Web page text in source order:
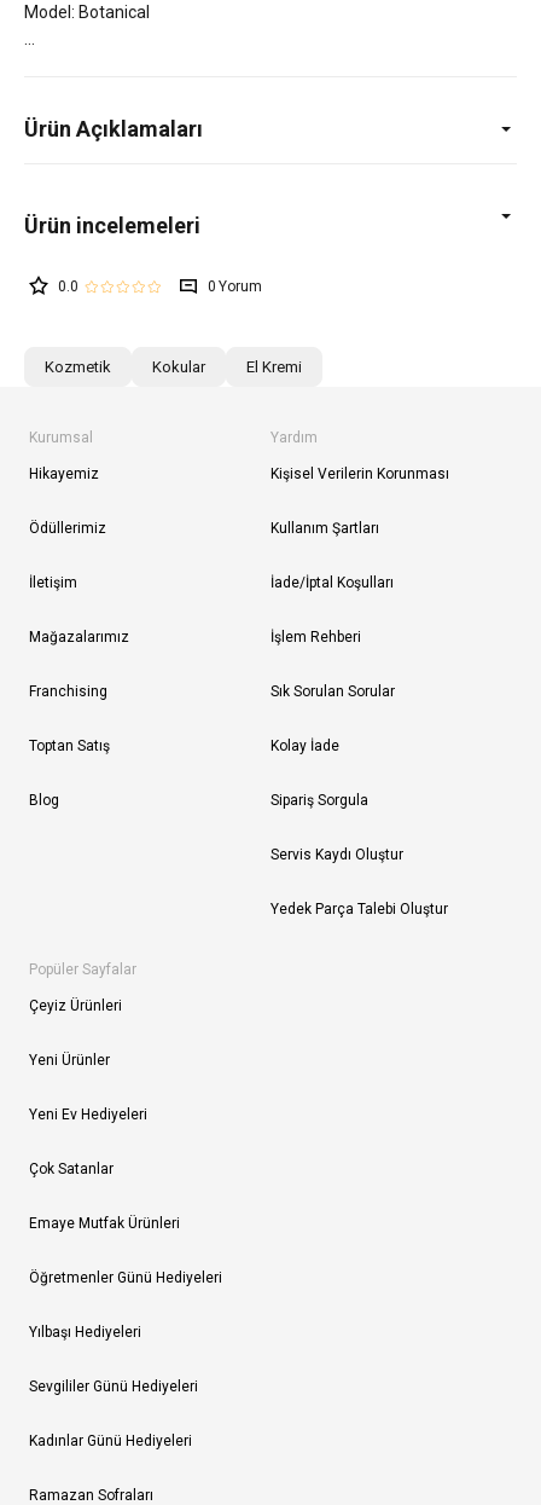
Model: Botanical
Ürün Açıklamaları
0.0 0
Kozmetik Kokular El Kremi
Kurumsal
Hikayemiz
Ödüllerimiz
İletişim
Mağazalarımız
Franchising
Toptan Satış
Blog
Yardım
Kişisel Verilerin Korunması
Kullanım Şartları
İade/İptal Koşulları
İşlem Rehberi
Sık Sorulan Sorular
Kolay İade
Sipariş Sorgula
Servis Kaydı Oluştur
Yedek Parça Talebi Oluştur
Popüler Sayfalar
Çeyiz Ürünleri
Yeni Ürünler
Yeni Ev Hediyeleri
Çok Satanlar
Emaye Mutfak Ürünleri
Öğretmenler Günü Hediyeleri
Yılbaşı Hediyeleri
Sevgililer Günü Hediyeleri
Kadınlar Günü Hediyeleri
Ramazan Sofraları